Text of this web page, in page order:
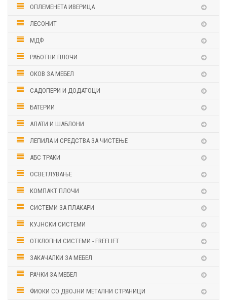
ОПЛЕМЕНЕТА ИВЕРИЦА
ЛЕСОНИТ
МДФ
РАБОТНИ ПЛОЧИ
ОКОВ ЗА МЕБЕЛ
САДОПЕРИ И ДОДАТОЦИ
БАТЕРИИ
АЛАТИ И ШАБЛОНИ
ЛЕПИЛА И СРЕДСТВА ЗА ЧИСТЕЊЕ
АБС ТРАКИ
ОСВЕТЛУВАЊЕ
КОМПАКТ ПЛОЧИ
СИСТЕМИ ЗА ПЛАКАРИ
КУЈНСКИ СИСТЕМИ
ОТКЛОПНИ СИСТЕМИ - FREELIFT
ЗАКАЧАЛКИ ЗА МЕБЕЛ
РАЧКИ ЗА МЕБЕЛ
ФИОКИ СО ДВОЈНИ МЕТАЛНИ СТРАНИЦИ